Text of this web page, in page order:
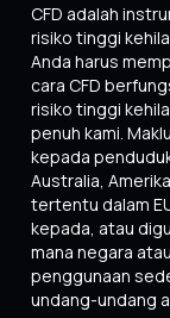
CFD adalah
risiko tinggi
Anda harus
cara CFD
risiko tinggi
penuh kami.
kepada
Australia,
tertentu dalam
kepada, atau
mana negara
penggunaan
undang-undang